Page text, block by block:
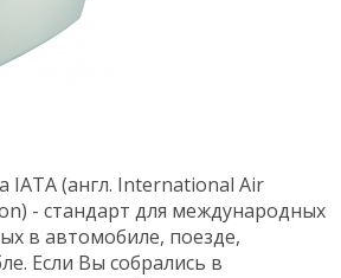
IATA (англ. International Air
- cтандарт для международных
в автомобиле, поезде,
Если Вы собрались в